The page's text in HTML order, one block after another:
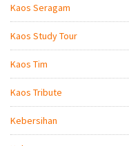
Kaos Seragam
Kaos Study Tour
Kaos Tim
Kaos Tribute
Kebersihan